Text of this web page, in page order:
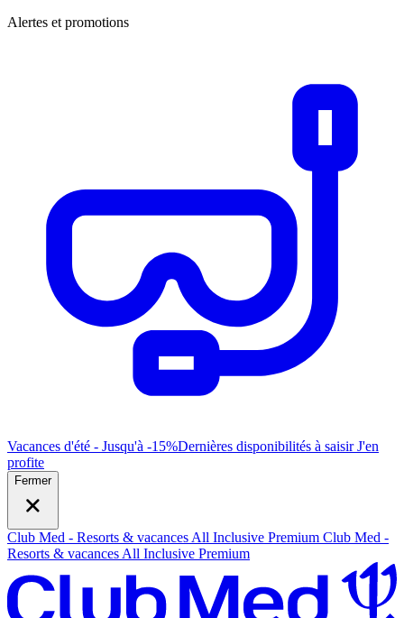
Alertes et promotions
Vacances d'été - Jusqu'à -15%Dernières disponibilités à saisirJ'en
profite
Fermer
Club Med - Resorts & vacances All Inclusive Premium Club Med -
Resorts & vacances All Inclusive Premium